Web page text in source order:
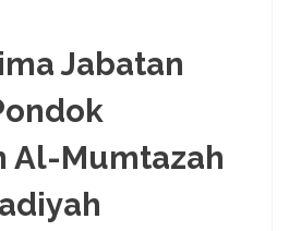
Jabatan
Al-Mumtazah